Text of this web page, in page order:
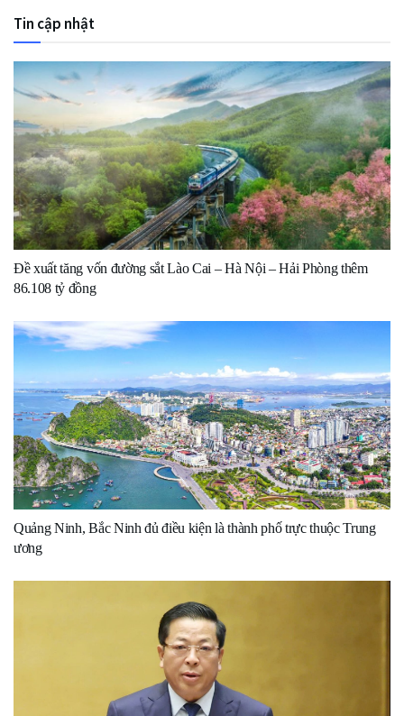
Tin cập nhật
Đề xuất tăng vốn đường sắt Lào Cai – Hà Nội – Hải Phòng thêm
86.108 tỷ đồng
Quảng Ninh, Bắc Ninh đủ điều kiện là thành phố trực thuộc Trung
ương